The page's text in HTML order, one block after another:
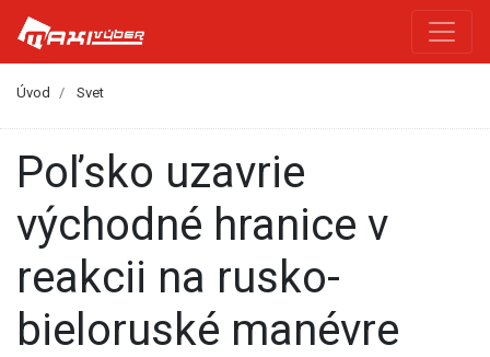
Úvod Svet
Poľsko uzavrie
východné hranice v
reakcii na rusko-
bieloruské manévre